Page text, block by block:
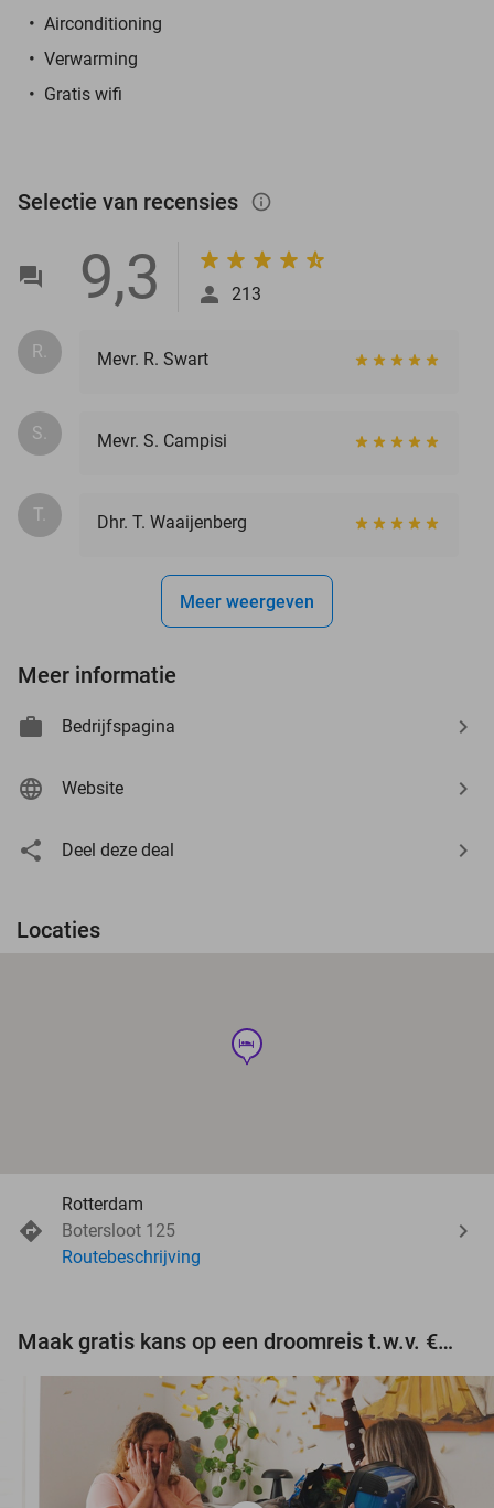
Airconditioning
Verwarming
Gratis wifi
Selectie van recensies info_outlined
9,3 213
R. Mevr. R. Swart
S. Mevr. S. Campisi
T. Dhr. T. Waaijenberg
Meer weergeven
Meer informatie
Bedrijfspagina
Website
Deel deze deal
Locaties
hotel
Rotterdam
Botersloot 125
Routebeschrijving
Maak gratis kans op een droomreis t.w.v. €3.000!